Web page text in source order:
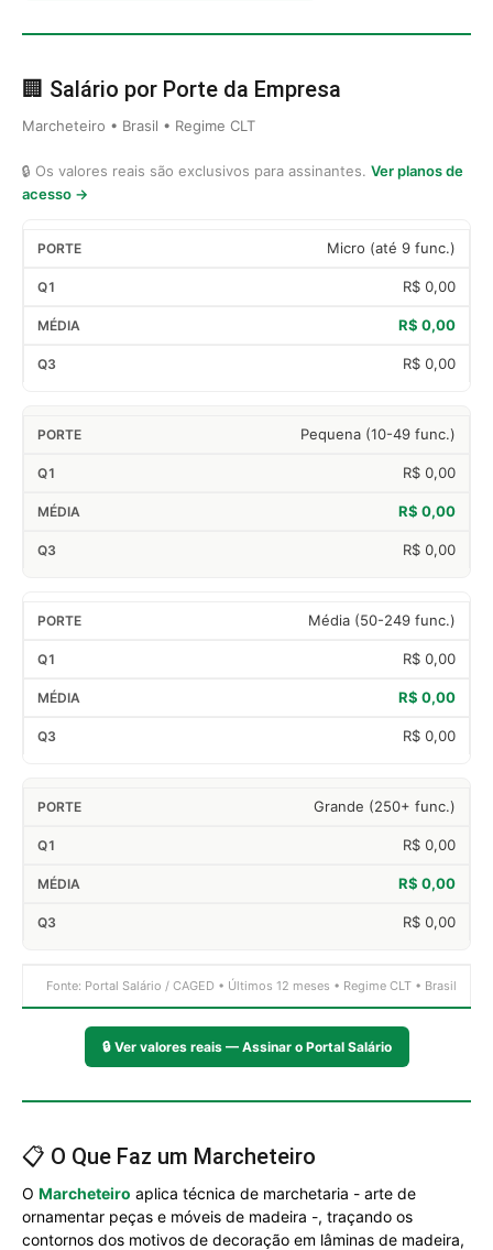
🏢 Salário por Porte da Empresa
Marcheteiro • Brasil • Regime CLT
🔒 Os valores reais são exclusivos para assinantes. Ver planos de
acesso →
Micro (até 9 func.)
R$ 0,00
R$ 0,00
R$ 0,00
Pequena (10-49 func.)
R$ 0,00
R$ 0,00
R$ 0,00
Média (50-249 func.)
R$ 0,00
R$ 0,00
R$ 0,00
Grande (250+ func.)
R$ 0,00
R$ 0,00
R$ 0,00
Fonte: Portal Salário / CAGED • Últimos 12 meses • Regime CLT • Brasil
🔒 Ver valores reais — Assinar o Portal Salário
📋 O Que Faz um Marcheteiro
O Marcheteiro aplica técnica de marchetaria - arte de
ornamentar peças e móveis de madeira -, traçando os
contornos dos motivos de decoração em lâminas de madeira,